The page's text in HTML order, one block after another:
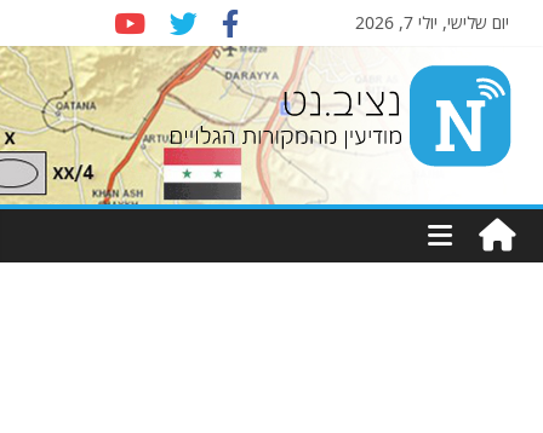
יום שלישי, יולי 7, 2026
Nziv.net
מודיעין
מהמקורות